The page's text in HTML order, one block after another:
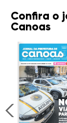
Confira o
Canoas